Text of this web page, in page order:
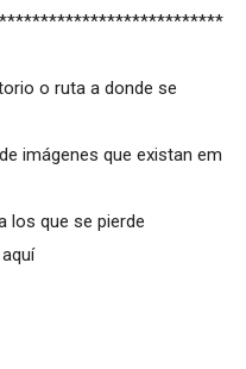
o ruta a donde se
imágenes que existan em
los que se pierde